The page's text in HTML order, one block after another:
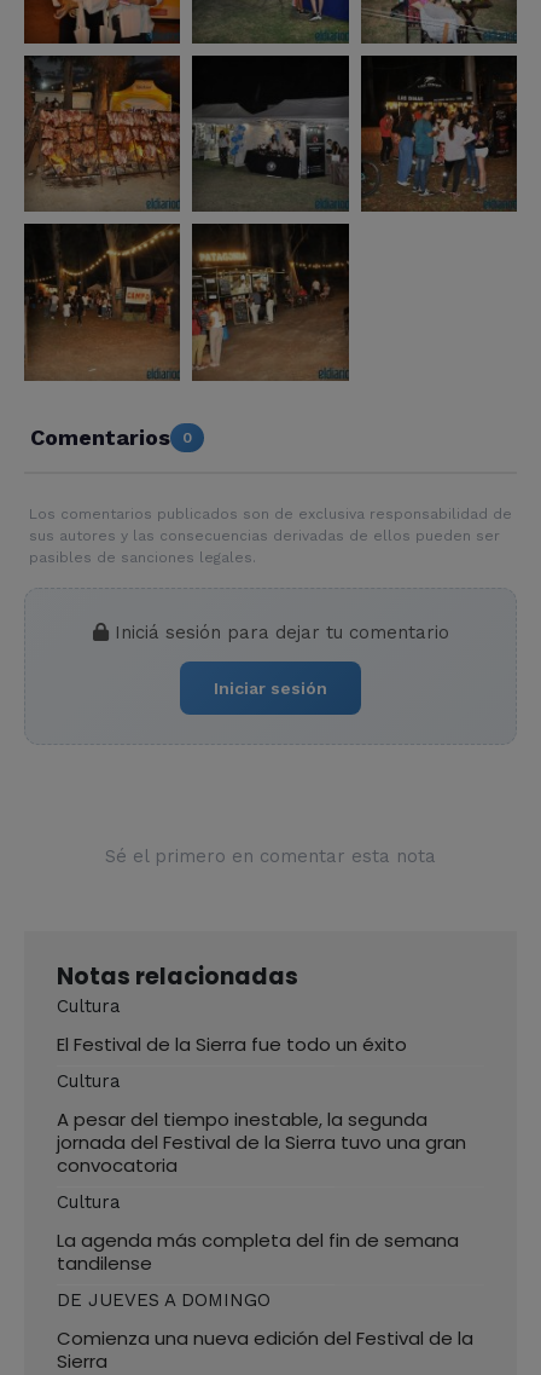
Comentarios 0
Los comentarios publicados son de exclusiva responsabilidad de
sus autores y las consecuencias derivadas de ellos pueden ser
pasibles de sanciones legales.
Iniciá sesión para dejar tu comentario
Iniciar sesión
Sé el primero en comentar esta nota
Notas relacionadas
Cultura
El Festival de la Sierra fue todo un éxito
Cultura
A pesar del tiempo inestable, la segunda
jornada del Festival de la Sierra tuvo una gran
convocatoria
Cultura
La agenda más completa del fin de semana
tandilense
DE JUEVES A DOMINGO
Comienza una nueva edición del Festival de la
Sierra